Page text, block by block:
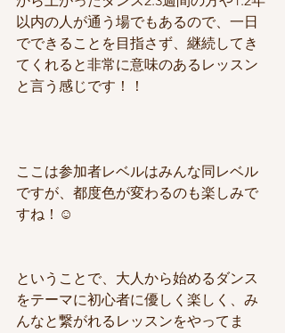
以内の人が通う場でもあるので、一日
でできることを目指さず、継続してき
てくれると非常に意味のあるレッスン
と言う感じです！！
ここは参加者レベルはみんな同レベル
ですが、都度色が変わるのも楽しみで
すね！☺️
ということで、大人から始めるダンス
をテーマに初心者に優しく楽しく、み
んなと繋がれるレッスンをやってま